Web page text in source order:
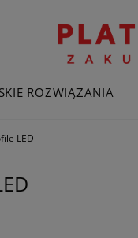
ROZWIĄZANIA
LED